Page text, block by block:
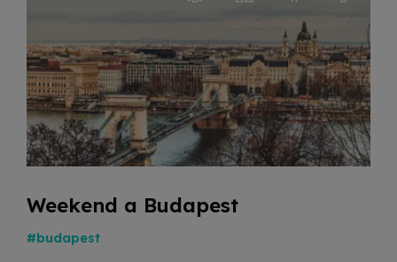
Weekend a Budapest
#budapest